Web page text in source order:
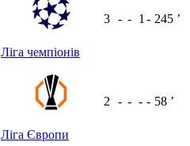
Ліга чемпіонів
3 - - 1 - 245 ʼ
Ліга Європи
2 - - - - 58 ʼ